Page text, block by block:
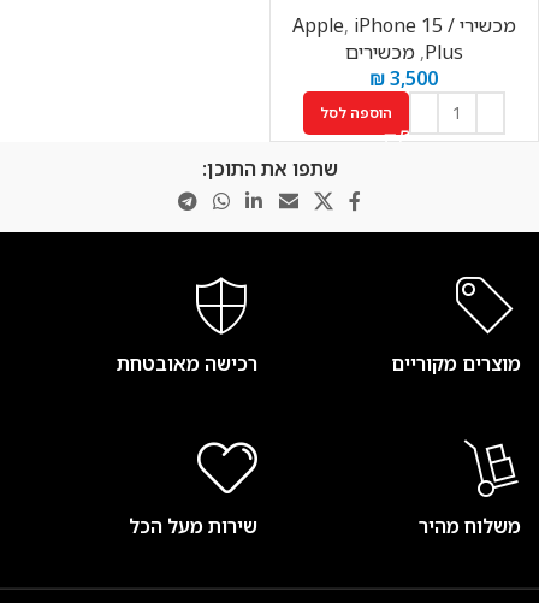
מכשירי Apple
, iPhone 15 /
Plus
,מכשירים
₪3,500
הוספה לסל
שתפו את התוכן:
מוצרים מקוריים רכישה מאובטחת
משלוח מהיר שירות מעל הכל